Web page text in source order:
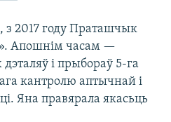
з 2017 году Праташчык
Апошнім часам —
і прыбораў 5-га
кантролю аптычнай і
Яна правярала якасьць